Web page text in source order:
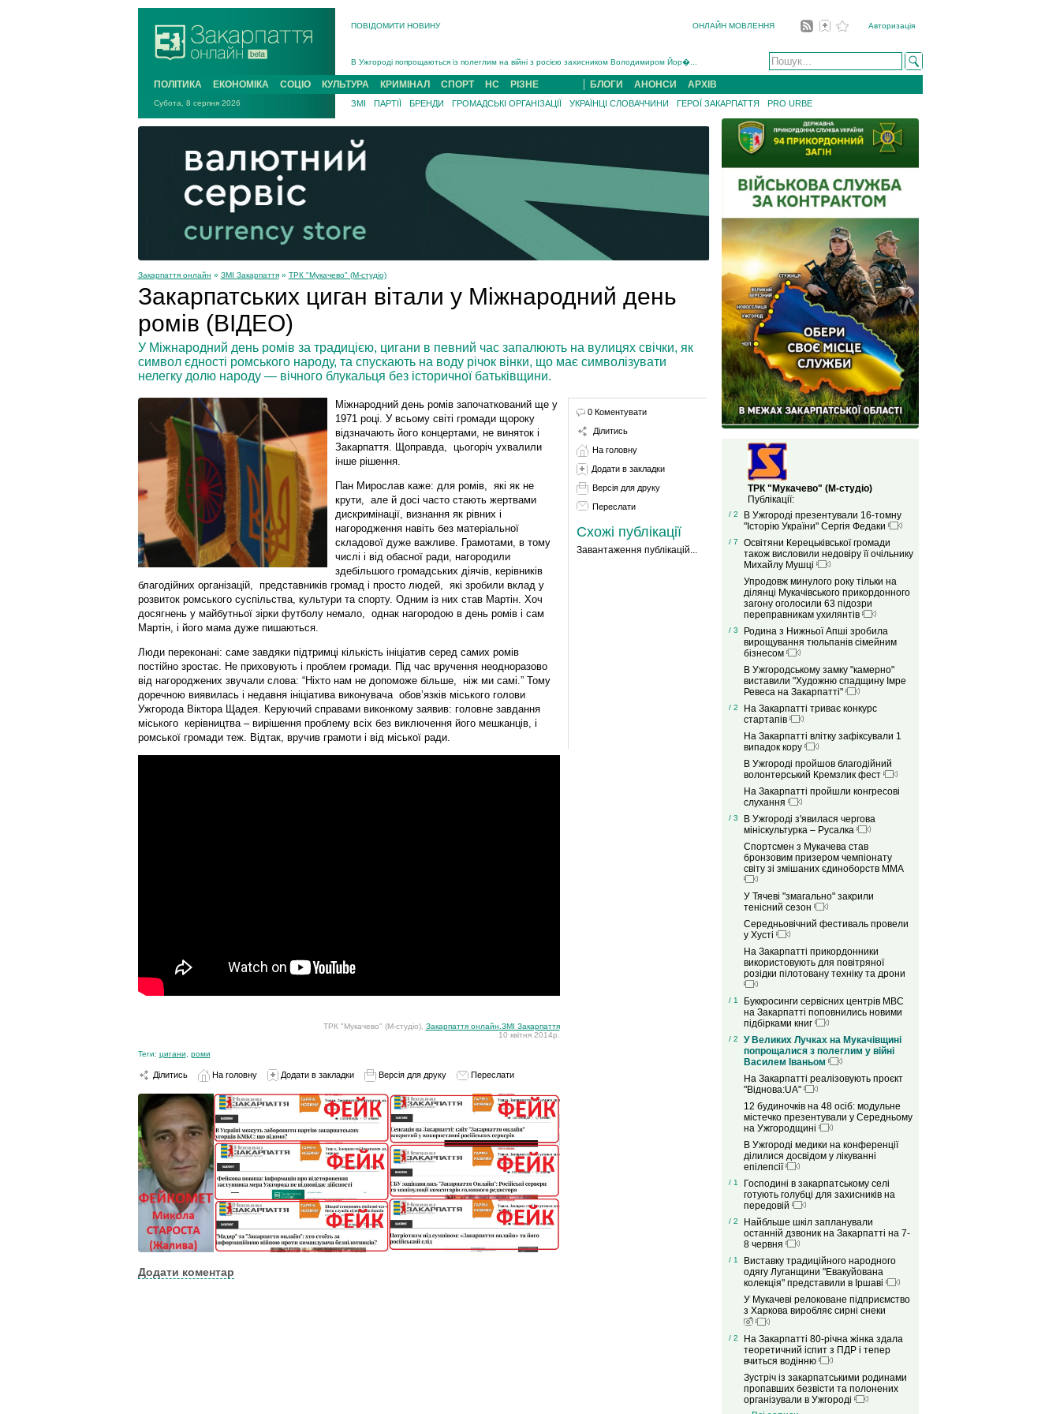
ПОВІДОМИТИ НОВИНУ ОНЛАЙН МОВЛЕННЯ Авторизація
В Ужгороді попрощаються із полеглим на війні з росією захисником Володимиром Йор�...
В Ужгороді 5 серпня попрощаються із захисником Богданом Югасом, який два роки �...
Підтвердили загибель захисника із Нанкова на Хустщині Юліана Гербея (ФОТО)[/gree...
На війні з рф поліг військовий з Виноградова Ігнат Роздяловський (ФОТО)...
На Хустщині внаслідок ДТП за участі трьох авто постраждали 13 людей (ФОТО)...
Інструктора районного ТЦК на Закарпатті судитимуть за обвинувачен...
ПОЛІТИКА ЕКОНОМІКА СОЦІО КУЛЬТУРА КРИМІНАЛ СПОРТ НС РІЗНЕ БЛОГИ АНОНСИ АРХІВ
Субота, 8 серпня 2026 ЗМІ ПАРТІЇ БРЕНДИ ГРОМАДСЬКІ ОРГАНІЗАЦІЇ УКРАЇНЦІ СЛОВАЧЧИНИ ГЕРОЇ ЗАКАРПАТТЯ PRO URBE
Закарпаття онлайн » ЗМІ Закарпаття» ТРК "Мукачево" (М-студіо)
Закарпатських циган вітали у Міжнародний день
ромів (ВІДЕО)
У Міжнародний день ромів за традицією, цигани в певний час запалюють на вулицях свічки, як
символ єдності ромського народу, та спускають на воду річок вінки, що має символізувати
нелегку долю народу — вічного блукальця без історичної батьківщини.
Міжнародний день ромів започаткований ще у
1971 році. У всьому світі громади щороку
відзначають його концертами, не виняток і
Закарпаття. Щоправда, цьогоріч ухвалили
інше рішення.
Пан Мирослав каже: для ромів, які як не
крути, але й досі часто стають жертвами
дискримінації, визнання як рівних і
нагородження навіть без матеріальної
складової дуже важливе. Грамотами, в тому
числі і від обасної ради, нагородили
здебільшого громадських діячів, керівників
благодійних організацій, представників громад і просто людей, які зробили вклад у
розвиток ромського суспільства, культури та спорту. Одним із них став Мартін. Хоч
досягнень у майбутньої зірки футболу немало, однак нагородою в день ромів і сам
Мартін, і його мама дуже пишаються.
Люди переконані: саме завдяки підтримці кількість ініціатив серед самих ромів
постійно зростає. Не приховують і проблем громади. Під час вручення неодноразово
від нагороджених звучали слова: “Ніхто нам не допоможе більше, ніж ми самі.” Тому
доречною виявилась і недавня ініціатива виконувача обов’язків міського голови
Ужгорода Віктора Щадея. Керуючий справами виконкому заявив: головне завдання
міського керівництва – вирішення проблему всіх без виключення його мешканців, і
ромської громади теж. Відтак, вручив грамоти і від міської ради.
ТРК "Мукачево" (М-студіо), Закарпаття онлайн.ЗМІ Закарпаття
10 квітня 2014р.
Теги: цигани роми
Ділитись На головну Додати в закладки Версія для друку Переслати
Додати коментар
0 Коментувати
Ділитись
На головну
Додати в закладки
Версія для друку
Переслати
Схожі публікації
Завантаження публікацій...
ТРК "Мукачево" (М-студіо)
Публікації:
/ 2
В Ужгороді презентували 16-томну
"Історію України" Сергія Федаки
/ 7
Освітяни Керецьківської громади
також висловили недовіру її очільнику
Михайлу Мушці
Упродовж минулого року тільки на
ділянці Мукачівського прикордонного
загону оголосили 63 підозри
переправникам ухилянтів
/ 3
Родина з Нижньої Апші зробила
вирощування тюльпанів сімейним
бізнесом
В Ужгородському замку "камерно"
виставили "Художню спадщину Імре
Ревеса на Закарпатті"
/ 2
На Закарпатті триває конкурс
стартапів
На Закарпатті влітку зафіксували 1
випадок кору
В Ужгороді пройшов благодійний
волонтерський Кремзлик фест
На Закарпатті пройшли конгресові
слухання
/ 3
В Ужгороді з'явилася чергова
мініскультурка – Русалка
Спортсмен з Мукачева став
бронзовим призером чемпіонату
світу зі змішаних єдиноборств ММА
У Тячеві "змагально" закрили
тенісний сезон
Середньовічний фестиваль провели
у Хусті
На Закарпатті прикордонники
використовують для повітряної
розідки пілотовану техніку та дрони
/ 1
Буккросинги сервісних центрів МВС
на Закарпатті поповнились новими
підбірками книг
/ 2
У Великих Лучках на Мукачівщині
попрощалися з полеглим у війні
Василем Іваньом
На Закарпатті реалізовують проєкт
"Віднова:UA"
12 будиночків на 48 осіб: модульне
містечко презентували у Середньому
на Ужгородщині
В Ужгороді медики на конференції
ділилися досвідом у лікуванні
епілепсії
/ 1
Господині в закарпатському селі
готують голубці для захисників на
передовій
/ 2
Найбльше шкіл запланували
останній дзвоник на Закарпатті на 7-
8 червня
/ 1
Виставку традиційного народного
одягу Луганщини "Евакуйована
колекція" представили в Іршаві
У Мукачеві релоковане підприємство
з Харкова виробляє сирні снеки
/ 2
На Закарпатті 80-річна жінка здала
теоретичний іспит з ПДР і тепер
вчиться водінню
Зустріч із закарпатськими родинами
пропавших безвісти та полонених
організували в Ужгороді